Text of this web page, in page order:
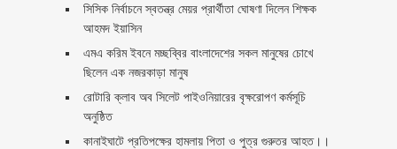
সিসিক নির্বাচনে স্বতন্ত্র মেয়র প্রার্থীতা ঘোষণা দিলেন শিক্ষক
আহমদ ইয়াসিন
এমএ করিম ইবনে মচ্ছব্বির বাংলাদেশের সকল মানুষের চোখে
ছিলেন এক নজরকাড়া মানুষ ‎
রোটারি ক্লাব অব সিলেট পাইওনিয়ারের বৃক্ষরোপণ কর্মসূচি
অনুষ্ঠিত
কানাইঘাটে প্রতিপক্ষের হামলায় পিতা ও পুত্র গুরুতর আহত।।